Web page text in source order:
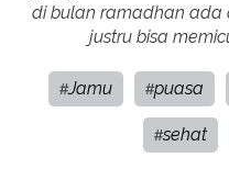
di bulan ramadhan ada
justru bisa
#Jamu #puasa
#sehat